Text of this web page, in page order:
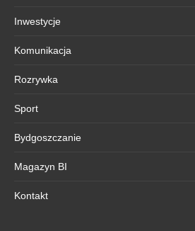
Inwestycje
Komunikacja
Rozrywka
Sport
Bydgoszczanie
Magazyn BI
Kontakt